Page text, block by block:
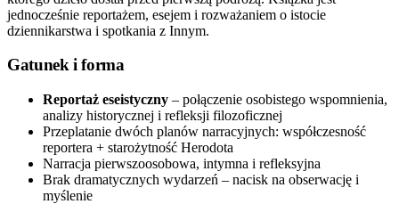
jednocześnie reportażem, esejem i rozważaniem o istocie
dziennikarstwa i spotkania z Innym.
Gatunek i forma
Reportaż eseistyczny – połączenie osobistego wspomnienia,
analizy historycznej i refleksji filozoficznej
Przeplatanie dwóch planów narracyjnych: współczesność
reportera + starożytność Herodota
Narracja pierwszoosobowa, intymna i refleksyjna
Brak dramatycznych wydarzeń – nacisk na obserwację i
myślenie